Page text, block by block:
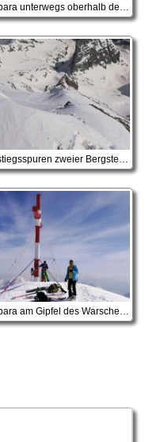
Aufstiegsspuren zweier Bergsteiger durch die Ostwand
Barbara am Gipfel des Warscheneck